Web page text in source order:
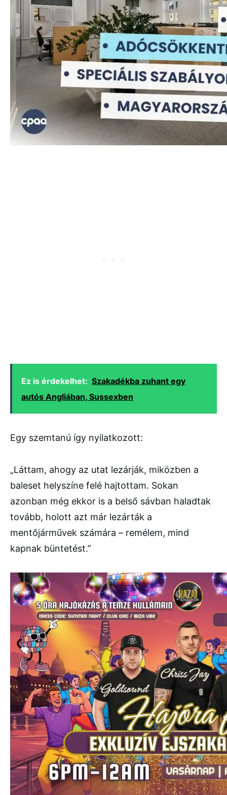
Ez is érdekelhet: Szakadékba zuhant egy
autós Angliában, Sussexben
Egy szemtanú így nyilatkozott:
„Láttam, ahogy az utat lezárják, miközben a
baleset helyszíne felé hajtottam. Sokan
azonban még ekkor is a belső sávban haladtak
tovább, holott azt már lezárták a
mentőjárművek számára – remélem, mind
kapnak büntetést.”